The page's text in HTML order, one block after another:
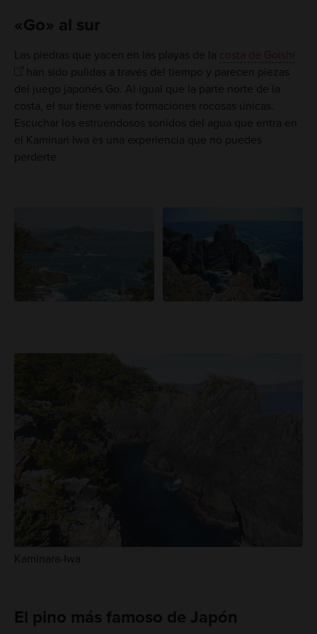
«Go» al sur
Las piedras que yacen en las playas de la costa de Goishi
han sido pulidas a través del tiempo y parecen piezas
del juego japonés Go. Al igual que la parte norte de la
costa, el sur tiene varias formaciones rocosas únicas.
Escuchar los estruendosos sonidos del agua que entra en
el Kaminari Iwa es una experiencia que no puedes
perderte.
Kaminara-Iwa
El pino más famoso de Japón